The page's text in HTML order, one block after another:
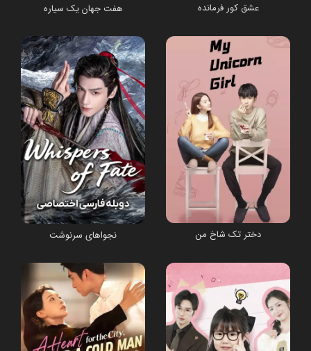
عشق کور فرمانده هفت جهان یک سیاره
دختر تک شاخ من نجواهای سرنوشت